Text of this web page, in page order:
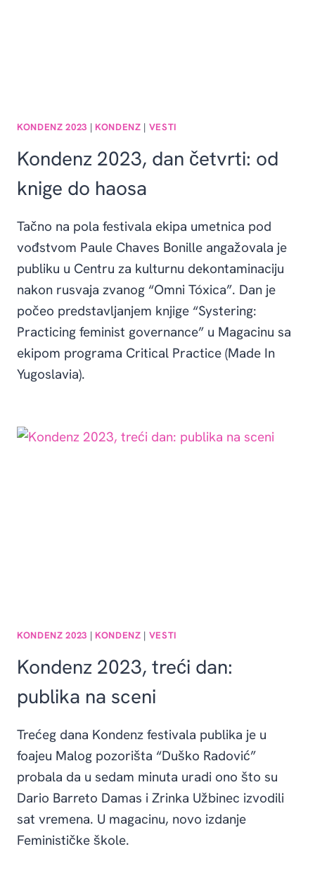
KONDENZ 2023 | KONDENZ | VESTI
Kondenz 2023, dan četvrti: od
knige do haosa
Tačno na pola festivala ekipa umetnica pod
vođstvom Paule Chaves Bonille angažovala je
publiku u Centru za kulturnu dekontaminaciju
nakon rusvaja zvanog “Omni Tóxica”. Dan je
počeo predstavljanjem knjige “Systering:
Practicing feminist governance” u Magacinu sa
ekipom programa Critical Practice (Made In
Yugoslavia).
KONDENZ 2023 | KONDENZ | VESTI
Kondenz 2023, treći dan:
publika na sceni
Trećeg dana Kondenz festivala publika je u
foajeu Malog pozorišta “Duško Radović”
probala da u sedam minuta uradi ono što su
Dario Barreto Damas i Zrinka Užbinec izvodili
sat vremena. U magacinu, novo izdanje
Feminističke škole.